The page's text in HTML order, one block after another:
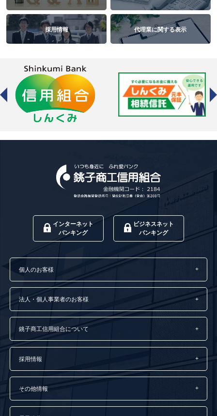
採用情報 代理業に関する表示
インターネット
バンキング
ビジネスネット
バンキング
個人のお客様
法人・個人事業者のお客様
銚子商工信用組合について
採用情報
その他情報